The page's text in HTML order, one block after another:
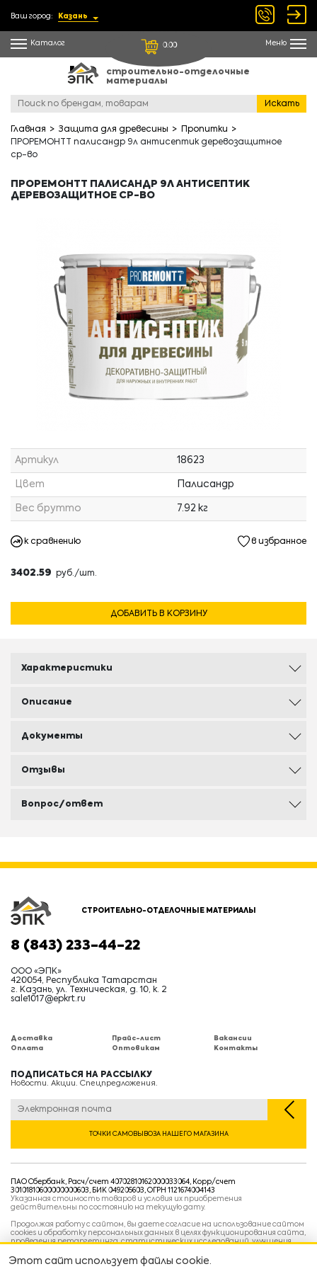
Ваш город: Казань
Каталог 0.00 Меню
строительно-отделочные
материалы
Искать
Главная Защита для древесины
Пропитки
ПРОРЕМОНТТ палисандр 9л антисептик деревозащитное
ср-во
ПРОРЕМОНТТ ПАЛИСАНДР 9Л АНТИСЕПТИК
ДЕРЕВОЗАЩИТНОЕ СР-ВО
Артикул 18623
Цвет Палисандр
Вес брутто 7.92 кг
к сравнению в избранное
3402.59 руб./шт.
ДОБАВИТЬ В КОРЗИНУ
Характеристики
Описание
Документы
Отзывы
Вопрос/ответ
СТРОИТЕЛЬНО-ОТДЕЛОЧНЫЕ МАТЕРИАЛЫ
8 (843) 233-44-22
ООО «ЭПК»
420054, Республика Татарстан
г. Казань, ул. Техническая, д. 10, к. 2
sale1017@epkrt.ru
Доставка
Оплата
Прайс-лист
Оптовикам
Вакансии
Контакты
ПОДПИСАТЬСЯ НА РАССЫЛКУ
Новости. Акции. Спецпредложения.
ТОЧКИ САМОВЫВОЗА НАШЕГО МАГАЗИНА
ПАО Сбербанк, Расч/счет 40702810162000033064, Корр/счет
30101810600000000603, БИК 049205603, ОГРН 1121674004143
Указанная стоимость товаров и условия их приобретения
действительны по состоянию на текущую дату.
Продолжая работу с сайтом, вы даете согласие на использование сайтом
cookies и обработку персональных данных в целях функционирования сайта,
проведения ретаргетинга, статистических исследований, улучшения
ваших предпочтений и интересов.
Политика конфиденциальности
Этот сайт использует файлы cookie.